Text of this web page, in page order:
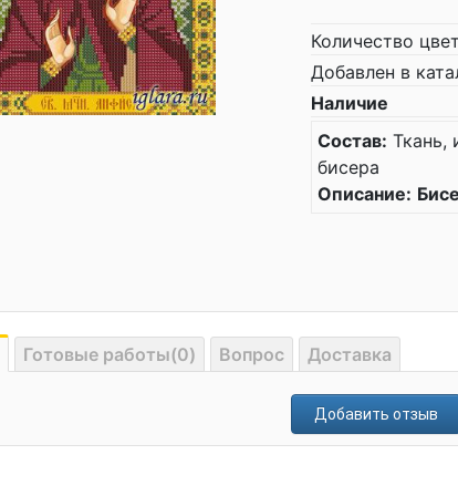
Количество
Добавлен в
Наличие
Состав: Ткань,
бисера
Описание:
Готовые работы(0) Вопрос Доставка
Добавить отзыв